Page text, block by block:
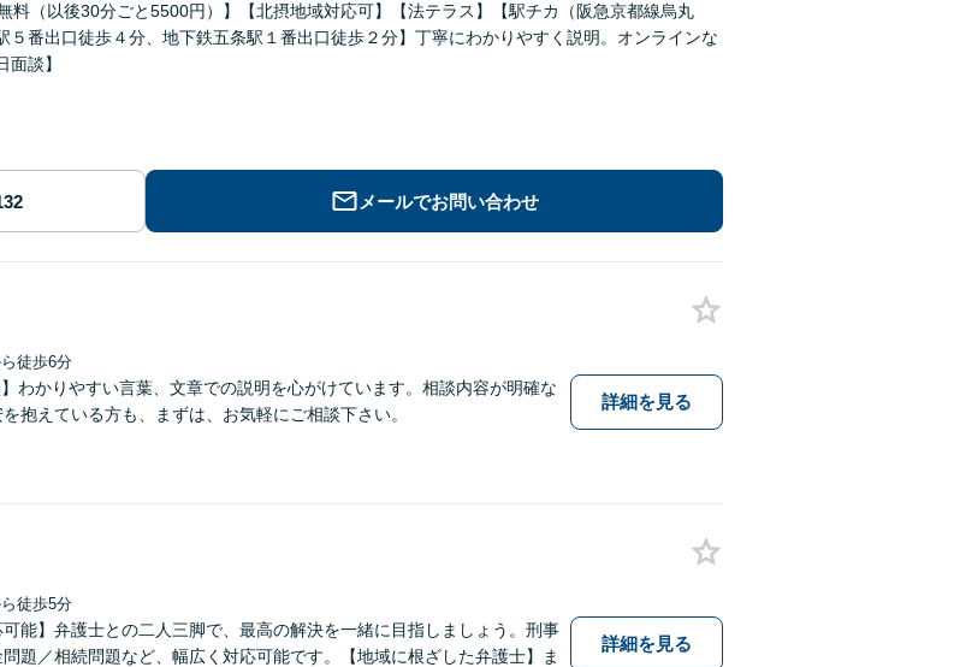
料（以後30分ごと5500円）】【北摂地域対応可】【法テラス】【駅チカ（阪急京都線烏丸
５番出口徒歩４分、地下鉄五条駅１番出口徒歩２分】丁寧にわかりやすく説明。オンラインな
談】
メールでお問い合わせ
徒歩6分
わかりやすい言葉、文章での説明を心がけています。相談内容が明確な
抱えている方も、まずは、お気軽にご相談下さい。
詳細を見る
徒歩5分
可能】弁護士との二人三脚で、最高の解決を一緒に目指しましょう。刑事
題／相続問題など、幅広く対応可能です。【地域に根ざした弁護士】ま
詳細を見る